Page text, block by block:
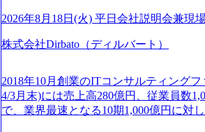
裁量や得意領域に合わせた売り上げの
名超、売上今期18億円⇒来期30億円（い
ームである また、成長中ファームのた
r/taketo_kajita/)） 多様なメンバー、多
く、新たなチャレンジが可能 100名規模
グファームや総合系コンサルティング
宅手当： 本社の近くには独身寮や社宅
女性には住宅手当を支給します。 住宅
費用は、会社が負担します。 2026年8月
6:00 応募をご検討されている方を対象
・【富山】半導体製造装置の生産エン
候補・リーダークラス ・【砺波】半導
経験歓迎！／ M&A承継機構のビジョン
どんな仕事か知りたい 転職を考えたば
の方はもちろん、情報収集をしたい方
当日は、質疑応答のお時間もご用意し
ことを楽しみにしております。 説明会
オンライン(Google meets)
2026年8月18日(火) 平日会社説明会兼現
株式会社Dirbato（ディルバート）
2018年10月創業のITコンサルティング
4/3月末)には売上高280億円、従業員数
で、業界最速となる10期1,000億円に対